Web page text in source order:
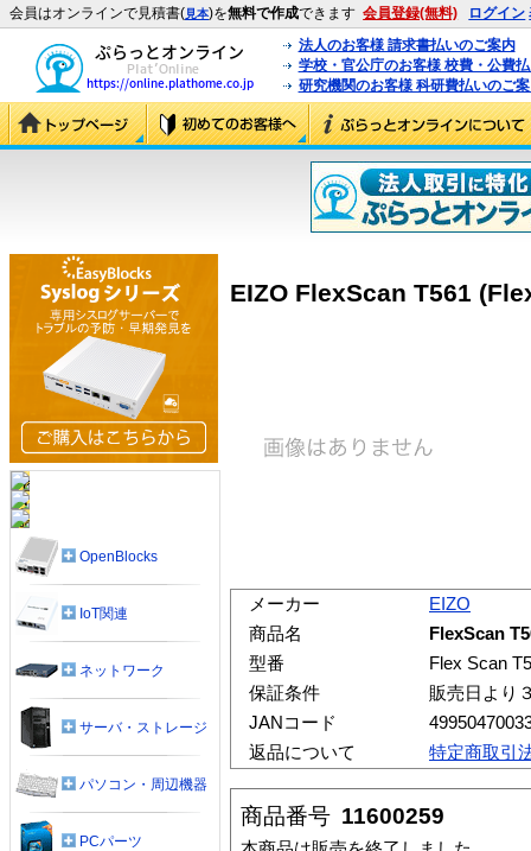
会員はオンラインで見積書(見本)を無料で作成できます 会員登録(無料) ログイン
法人のお客様 請求書払いのご案内
学校・官公庁のお客様 校費・公費
研究機関のお客様 科研費払いのご
EIZO FlexScan T561
メーカー
EIZO
商品名
FlexScan
型番
Flex Scan
保証条件
販売日より
JANコード
返品について
特定商取引
商品番号 11600259
OpenBlocks
IoT関連
ネットワーク
サーバ・ストレージ
パソコン・周辺機器
PCパーツ